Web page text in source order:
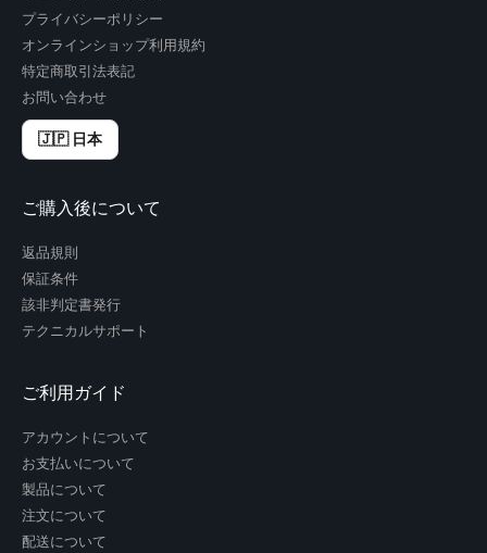
プライバシーポリシー
オンラインショップ利用規約
特定商取引法表記
お問い合わせ
🇯🇵 日本
ご購入後について
返品規則
保証条件
該非判定書発行
テクニカルサポート
ご利用ガイド
アカウントについて
お支払いについて
製品について
注文について
配送について